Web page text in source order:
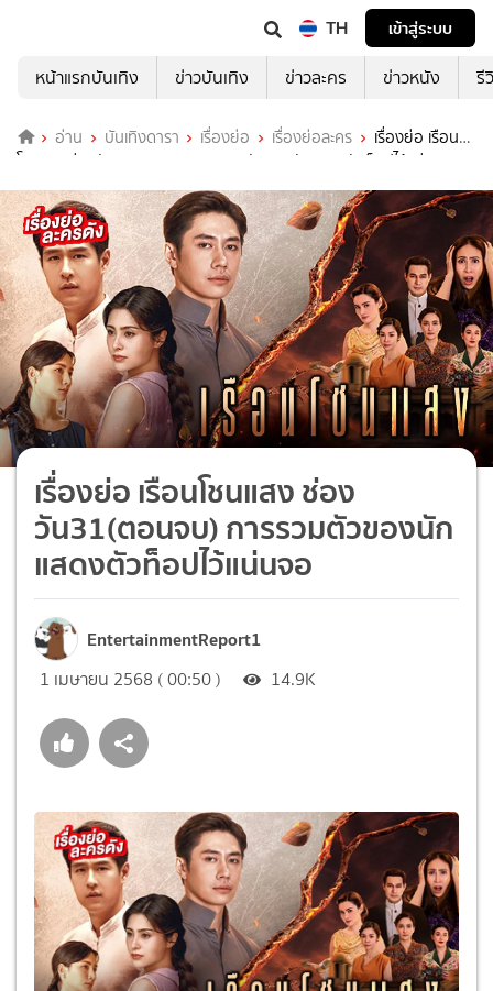
TH
เข้าสู่ระบบ
หน้าแรกบันเทิง
ข่าวบันเทิง ข่าวละคร ข่าวหนัง รี
อ่าน บันเทิงดารา เรื่องย่อ เรื่องย่อละคร
เรื่องย่อ เรือน
โชนแสง ช่องวัน31(ตอนจบ) การรวมตัวของนักแสดงตัวท็อปไว้แน่นจอ
เรื่องย่อ เรือนโชนแสง ช่อง
วัน31(ตอนจบ) การรวมตัวของนัก
แสดงตัวท็อปไว้แน่นจอ
EntertainmentReport1
1 เมษายน 2568 ( 00:50 ) 14.9K